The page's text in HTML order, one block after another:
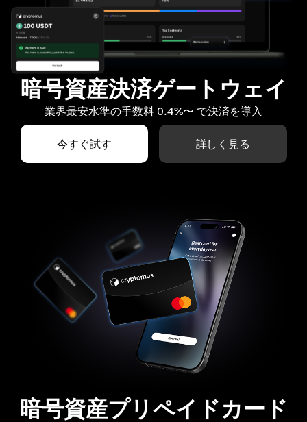
暗号資産決済ゲートウェイ
業界最安水準の手数料 0.4%〜 で決済を導入
今すぐ試す 詳しく見る
暗号資産プリペイドカード